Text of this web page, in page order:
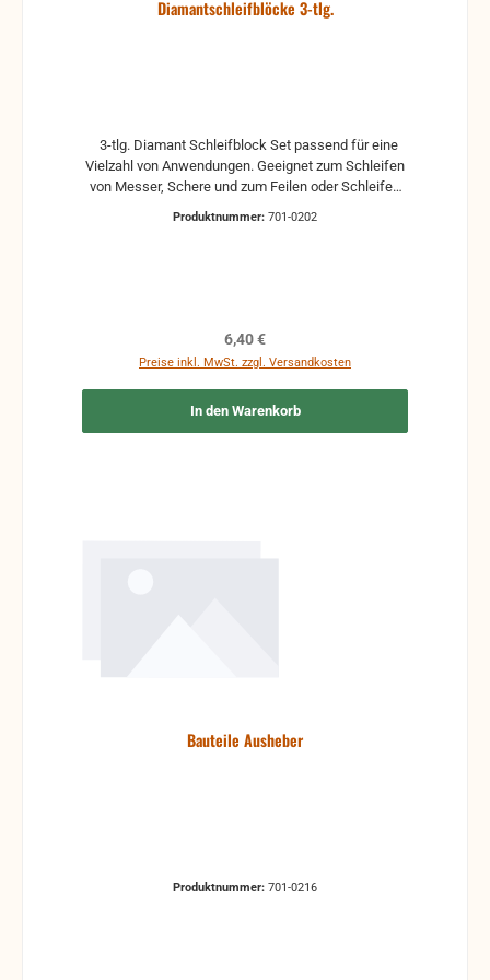
Diamantschleifblöcke 3-tlg.
Vielzahl von Anwendungen. Geeignet zum Schleifen
von Messer, Schere und zum Feilen oder Schleifen
Produktnummer: 701-0202
Regulärer Preis:
6,40 €
Preise inkl. MwSt. zzgl. Versandkosten
In den Warenkorb
Bauteile Ausheber
Produktnummer: 701-0216